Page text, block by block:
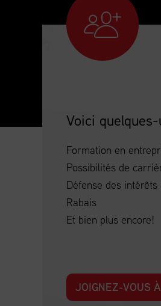
Voici
Formation en
Possibilités de
Défense des
Rabais
Et bien plus encore!
JOIGNEZ-VOUS